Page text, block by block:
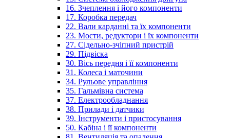
16. Зчеплення і його компоненти
17. Коробка передач
22. Вали карданні та їх компоненти
23. Мости, редуктори і їх компоненти
27. Сідельно-зчіпний пристрій
29. Підвіска
30. Вісь передня і її компоненти
31. Колеса і маточини
34. Рульове управління
35. Гальмівна система
37. Електрообладнання
38. Прилади і датчики
39. Інструменти і пристосування
50. Кабіна і її компоненти